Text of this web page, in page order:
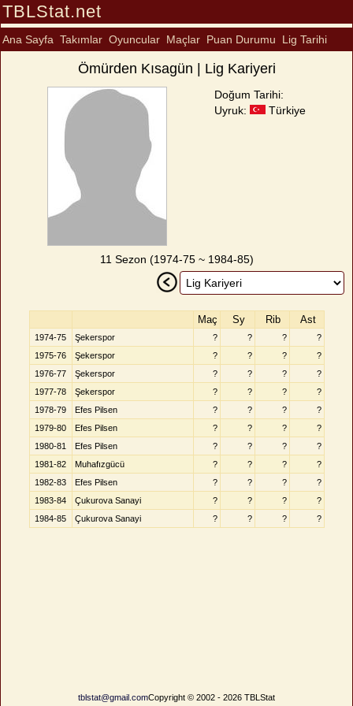
TBLStat.net
Ana Sayfa Takımlar Oyuncular Maçlar Puan Durumu Lig Tarihi
Ömürden Kısagün | Lig Kariyeri
Doğum Tarihi:
Uyruk:
Türkiye
11 Sezon (1974-75 ~ 1984-85)
Maç Sy Rib Ast
1974-75 Şekerspor ? ? ?
?
1975-76
Şekerspor ? ? ?
?
1976-77
Şekerspor ? ? ?
?
1977-78
Şekerspor ? ? ?
?
1978-79
Efes Pilsen ? ? ?
?
1979-80
Efes Pilsen ? ? ?
?
1980-81
Efes Pilsen ? ? ?
?
1981-82
Muhafızgücü ? ? ?
?
1982-83
Efes Pilsen ? ? ?
?
1983-84
Çukurova Sanayi ? ? ?
?
1984-85
Çukurova Sanayi ? ? ? ?
tblstat@gmail.comCopyright © 2002 - 2026 TBLStat